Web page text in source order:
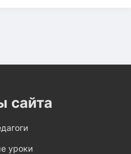
сайта
уроки